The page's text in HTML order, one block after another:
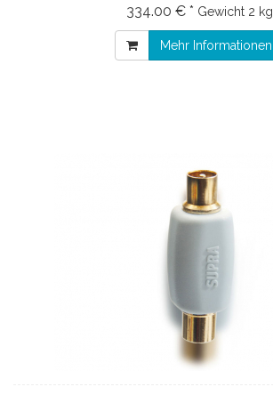
334.00 € * Gewicht 2 kg
Mehr Informationen